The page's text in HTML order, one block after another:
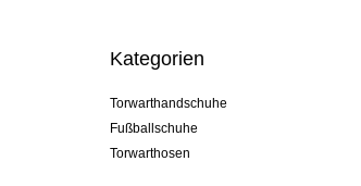
Kategorien
Torwarthandschuhe
Fußballschuhe
Torwarthosen